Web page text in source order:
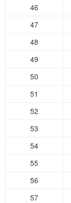
46
47
48
49
50
51
52
53
54
55
56
57